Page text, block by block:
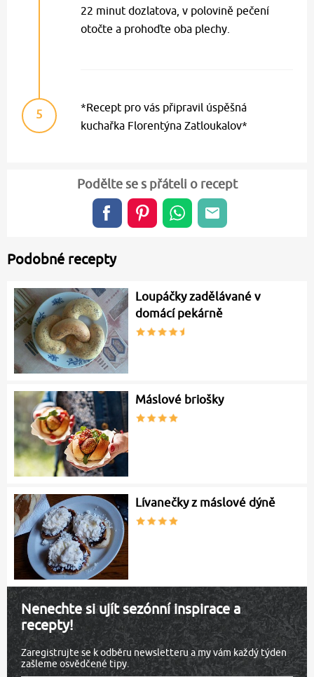
22 minut dozlatova, v polovině pečení
otočte a prohoďte oba plechy.
5
*Recept pro vás připravil úspěšná
kuchařka Florentýna Zatloukalov*
Podělte se s přáteli o recept
Podobné recepty
Loupáčky zadělávané v
domácí pekárně
Máslové briošky
Lívanečky z máslové dýně
Nenechte si ujít sezónní inspirace a
recepty!
Zaregistrujte se k odběru newsletteru a my vám každý týden
zašleme osvědčené tipy.